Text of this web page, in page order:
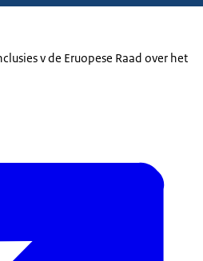
v de Eruopese Raad over het